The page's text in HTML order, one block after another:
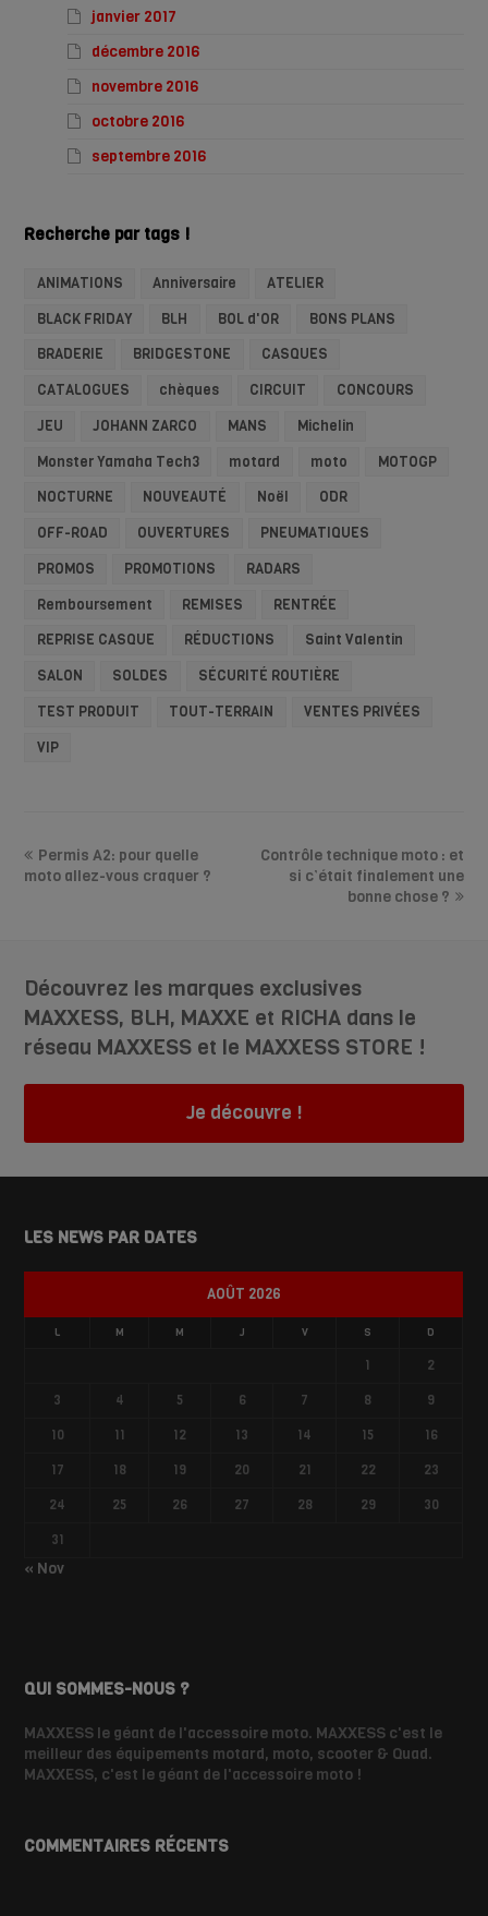
janvier 2017
décembre 2016
novembre 2016
octobre 2016
septembre 2016
Recherche par tags !
ANIMATIONS Anniversaire
ATELIER
BLACK FRIDAY
BLH BOL d'OR
BONS PLANS
BRADERIE
BRIDGESTONE
CASQUES
CATALOGUES
chèques CIRCUIT
CONCOURS
JEU
JOHANN ZARCO MANS
Michelin
Monster Yamaha Tech3
motard moto
MOTOGP
NOCTURNE
NOUVEAUTÉ Noël
ODR
OFF-ROAD
OUVERTURES
PNEUMATIQUES
PROMOS
PROMOTIONS
RADARS
Remboursement
REMISES
RENTRÉE
REPRISE CASQUE
RÉDUCTIONS
Saint Valentin
SALON
SOLDES
SÉCURITÉ ROUTIÈRE
TEST PRODUIT
TOUT-TERRAIN
VENTES PRIVÉES
VIP
Permis A2: pour quelle
moto allez-vous craquer ?
Contrôle technique moto : et
si c’était finalement une
bonne chose ?
Découvrez les marques exclusives
MAXXESS, BLH, MAXXE et RICHA dans le
réseau MAXXESS et le MAXXESS STORE !
Je découvre !
LES NEWS PAR DATES
AOÛT 2026
L M M J V S D
1
2
3
4 5 6 7 8
9
10
11 12 13 14 15
16
17
18 19 20 21 22
23
24
25 26 27 28 29
30
31
« Nov
QUI SOMMES-NOUS ?
MAXXESS le géant de l'accessoire moto. MAXXESS c'est le
meilleur des équipements motard, moto, scooter & Quad.
MAXXESS, c'est le géant de l'accessoire moto !
COMMENTAIRES RÉCENTS